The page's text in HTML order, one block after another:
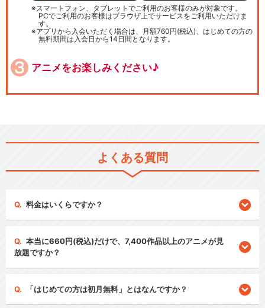
スマートフォン、タブレットでご利用のお客様のみが対象です。
PCでご利用のお客様はブラウザ上でサービスをご利用いただけま
す。
アプリから入会いただく場合は、月額760円(税込)、はじめての方の
無料期間は入会日から14日間となります。
アニメをお楽しみください♪
よくある質問
料金はいくらですか？
本当に660円(税込)だけで、7,400作品以上のアニメが見
放題ですか？
「はじめての方は初月無料」とはなんですか？